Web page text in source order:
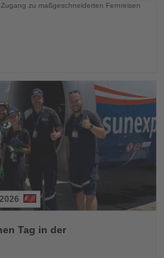
zu maßgeschneiderten Fernreisen
Tag in der